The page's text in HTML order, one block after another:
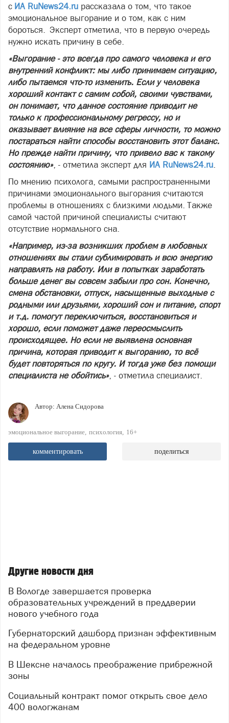
с ИА RuNews24.ru рассказала о том, что такое
эмоциональное выгорание и о том, как с ним
бороться. Эксперт отметила, что в первую очередь
нужно искать причину в себе.
«Выгорание - это всегда про самого человека и его
внутренний конфликт: мы либо принимаем ситуацию,
либо пытаемся что-то изменить. Если у человека
хороший контакт с самим собой, своими чувствами,
он понимает, что данное состояние приводит не
только к профессиональному регрессу, но и
оказывает влияние на все сферы личности, то можно
постараться найти способы восстановить этот баланс.
Но прежде найти причину, что привело вас к такому
состоянию», - отметила эксперт для ИА RuNews24.ru.
По мнению психолога, самыми распространенными
причинами эмоционального выгорания считаются
проблемы в отношениях с близкими людьми. Также
самой частой причиной специалисты считают
отсутствие нормального сна.
«Например, из-за возникших проблем в любовных
отношениях вы стали сублимировать и всю энергию
направлять на работу. Или в попытках заработать
больше денег вы совсем забыли про сон. Конечно,
смена обстановки, отпуск, насыщенные выходные с
родными или друзьями, хороший сон и питание, спорт
и т.д. помогут переключиться, восстановиться и
хорошо, если поможет даже переосмыслить
происходящее. Но если не выявлена основная
причина, которая приводит к выгоранию, то всё
будет повторяться по кругу. И тогда уже без помощи
специалиста не обойтись», - отметила специалист.
Автор: Алена Сидорова
эмоциональное выгорание психология 16+
комментировать поделиться
Другие новости дня
В Вологде завершается проверка
образовательных учреждений в преддверии
нового учебного года
Губернаторский дашборд признан эффективным
на федеральном уровне
В Шексне началось преображение прибрежной
зоны
Социальный контракт помог открыть свое дело
400 вологжанам